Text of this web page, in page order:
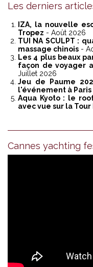
Les derniers
IZA, la nouvelle
Tropez - Août 2026
TUI NA SCULPT :
massage chinois -
Les 4 plus beaux
façon de voyager
Juillet 2026
Jeu de Paume
l'événement à Paris
Aqua Kyoto : le
avec vue sur la Tour
Cannes yachting